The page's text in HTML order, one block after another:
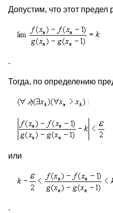
Допустим, что этот предел
.
Тогда, по определению
или
.